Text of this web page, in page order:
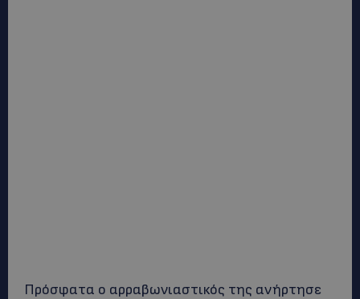
Πρόσφατα ο αρραβωνιαστικός της ανήρτησε